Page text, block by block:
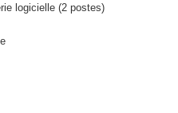
logicielle (2 postes)